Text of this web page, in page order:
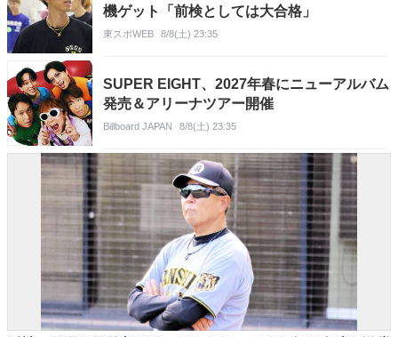
機ゲット「前検としては大合格」
東スポWEB 8/8(土) 23:35
SUPER EIGHT、2027年春にニューアルバム
発売＆アリーナツアー開催
Billboard JAPAN 8/8(土) 23:35